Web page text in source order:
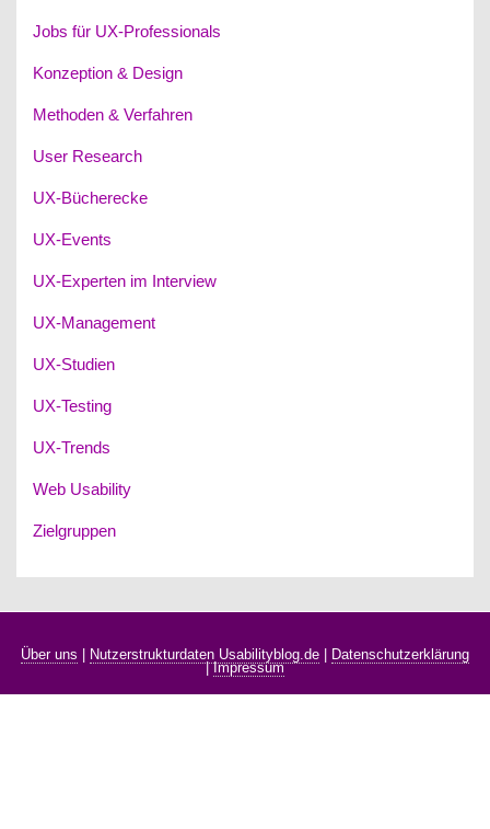
Jobs für UX-Professionals
Konzeption & Design
Methoden & Verfahren
User Research
UX-Bücherecke
UX-Events
UX-Experten im Interview
UX-Management
UX-Studien
UX-Testing
UX-Trends
Web Usability
Zielgruppen
Über uns Nutzerstrukturdaten Usabilityblog.de
Datenschutzerklärung
|Impressum